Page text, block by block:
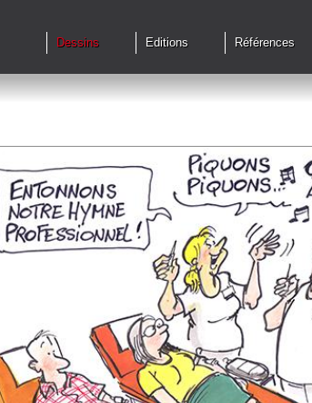
Dessins Editions Références